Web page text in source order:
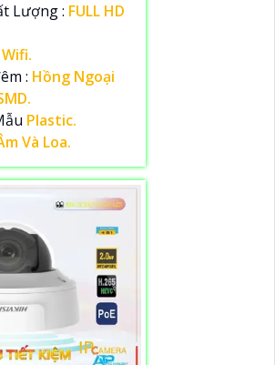
Lượng : FULL HD
Wifi.
: Hồng Ngoại
Plastic.
Và Loa.